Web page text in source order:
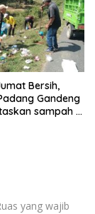
Bersih,
Gandeng
sampah di
yang wajib